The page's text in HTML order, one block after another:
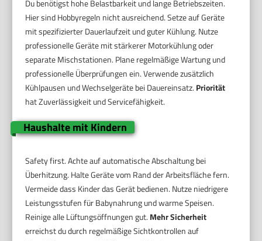
Du benötigst hohe Belastbarkeit und lange Betriebszeiten.
Hier sind Hobbyregeln nicht ausreichend. Setze auf Geräte
mit spezifizierter Dauerlaufzeit und guter Kühlung. Nutze
professionelle Geräte mit stärkerer Motorkühlung oder
separate Mischstationen. Plane regelmäßige Wartung und
professionelle Überprüfungen ein. Verwende zusätzlich
Kühlpausen und Wechselgeräte bei Dauereinsatz. Priorität
hat Zuverlässigkeit und Servicefähigkeit.
Haushalte mit Kindern
Safety first. Achte auf automatische Abschaltung bei
Überhitzung. Halte Geräte vom Rand der Arbeitsfläche fern.
Vermeide dass Kinder das Gerät bedienen. Nutze niedrigere
Leistungsstufen für Babynahrung und warme Speisen.
Reinige alle Lüftungsöffnungen gut. Mehr Sicherheit
erreichst du durch regelmäßige Sichtkontrollen auf